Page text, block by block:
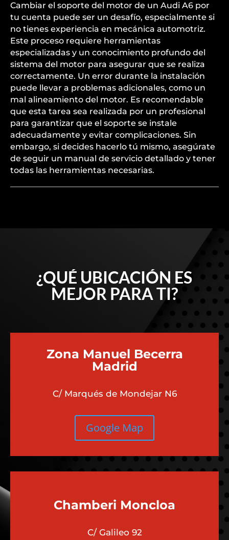
Cambiar el soporte del motor de un Audi A6 por
tu cuenta puede ser un desafío, especialmente si
no tienes experiencia en mecánica automotriz.
Este proceso requiere herramientas
especializadas y un conocimiento profundo del
sistema del motor para asegurar que se realiza
correctamente. Un error durante la instalación
puede llevar a problemas adicionales, como un
mal alineamiento del motor. Es recomendable
que esta tarea sea realizada por un profesional
para garantizar que el soporte se instale
adecuadamente y evitar complicaciones. Sin
embargo, si decides hacerlo tú mismo, asegúrate
de seguir un manual de servicio detallado y tener
todas las herramientas necesarias.
¿QUÉ UBICACIÓN ES
MEJOR PARA TI?
Zona Manuel Becerra
Madrid
C/ Marqués de Mondejar N6
Google Map
Chamberi Moncloa
C/ Galileo 92